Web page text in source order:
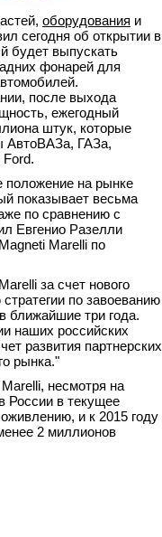
оборудования и
сегодня об открытии в
будет выпускать
фонарей для
после выхода
ежегодный
штук, которые
АвтоВАЗа, ГАЗа,
на рынке
показывает весьма
по сравнению с
Евгенио Разелли
Marelli по
за счет нового
по завоеванию
ближайшие три года.
наших российских
развития партнерских
рынка."
несмотря на
России в текущее
и к 2015 году
2 миллионов